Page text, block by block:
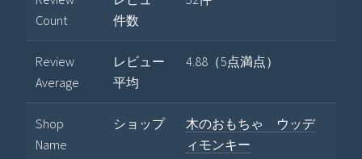
Count
件数
Review
Average
レビュー
平均
4.88（5点満点）
Shop
Name
ショップ
木のおもちゃ ウッデ
ィモンキー